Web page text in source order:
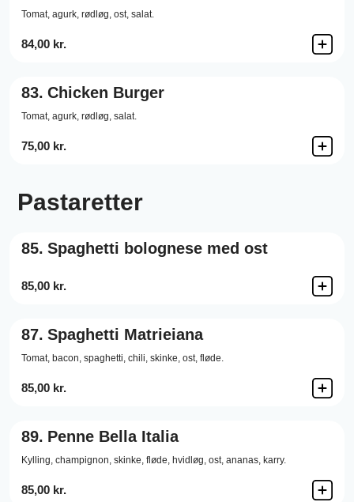
Tomat, agurk, rødløg, ost, salat.
84,00 kr.
83. Chicken Burger
Tomat, agurk, rødløg, salat.
75,00 kr.
Pastaretter
85. Spaghetti bolognese med ost
85,00 kr.
87. Spaghetti Matrieiana
Tomat, bacon, spaghetti, chili, skinke, ost, fløde.
85,00 kr.
89. Penne Bella Italia
Kylling, champignon, skinke, fløde, hvidløg, ost, ananas, karry.
85,00 kr.